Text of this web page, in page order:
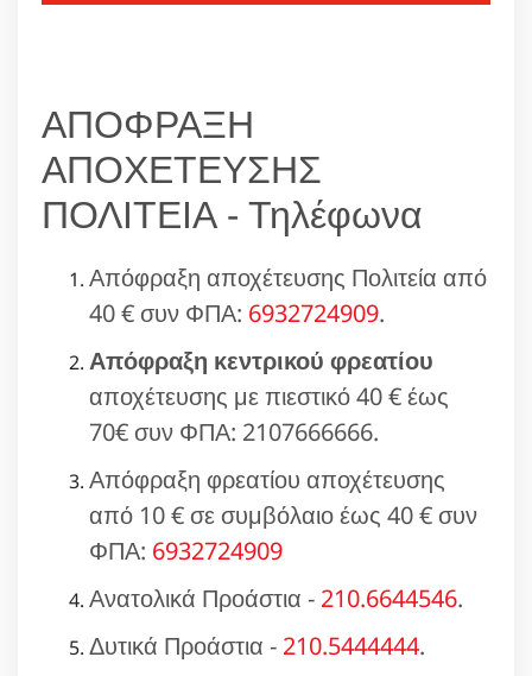
ΑΠΟΦΡΑΞΗ
ΑΠΟΧΕΤΕΥΣΗΣ
ΠΟΛΙΤΕΙΑ - Τηλέφωνα
Απόφραξη αποχέτευσης Πολιτεία από
40 € συν ΦΠΑ: 6932724909.
Απόφραξη κεντρικού φρεατίου
αποχέτευσης με πιεστικό 40 € έως
70€ συν ΦΠΑ: 2107666666.
Απόφραξη φρεατίου αποχέτευσης
από 10 € σε συμβόλαιο έως 40 € συν
ΦΠΑ: 6932724909
Ανατολικά Προάστια - 210.6644546.
Δυτικά Προάστια - 210.5444444.